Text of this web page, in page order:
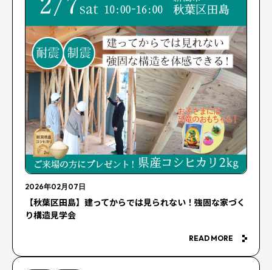
2026年02月07日
【秋葉区田島】建ってからでは見られない！強固な家づく
り構造見学会
READ MORE